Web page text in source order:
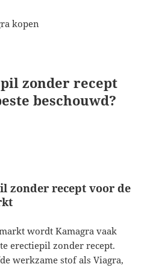
zonder recept
beschouwd?
zonder recept voor de
wordt Kamagra vaak
erectiepil zonder recept.
werkzame stof als Viagra,